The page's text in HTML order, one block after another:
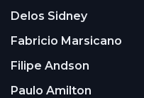
Delos Sidney
Fabricio Marsicano
Filipe Andson
Paulo Amilton